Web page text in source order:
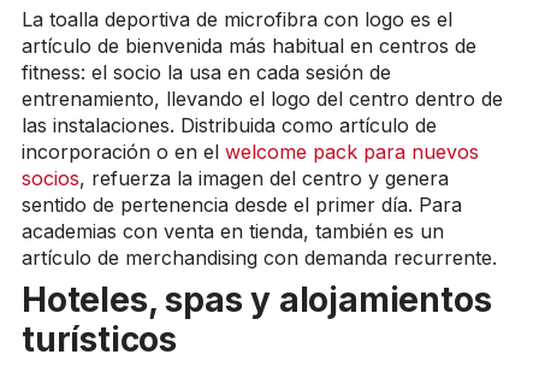
La toalla deportiva de microfibra con logo es el
artículo de bienvenida más habitual en centros de
fitness: el socio la usa en cada sesión de
entrenamiento, llevando el logo del centro dentro de
las instalaciones. Distribuida como artículo de
incorporación o en el welcome pack para nuevos
socios, refuerza la imagen del centro y genera
sentido de pertenencia desde el primer día. Para
academias con venta en tienda, también es un
artículo de merchandising con demanda recurrente.
Hoteles, spas y alojamientos
turísticos